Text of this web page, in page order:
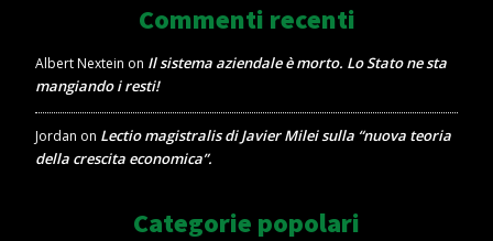
Commenti recenti
Albert Nextein on Il sistema aziendale è morto. Lo Stato ne sta
mangiando i resti!
Jordan on Lectio magistralis di Javier Milei sulla “nuova teoria
della crescita economica”.
Categorie popolari